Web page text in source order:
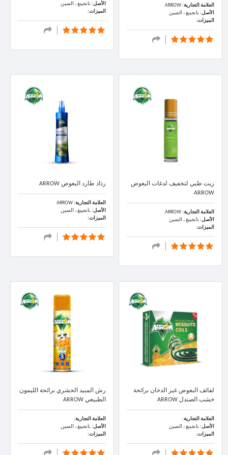
العلامة التجارية:ARROW
الأصل: نانجينغ ، الصين
الميزات:
الأصل: نانجينغ ، الصين
الميزات:
زيت طبي لتخفيف لدغات البعوض
ARROW
العلامة التجارية:ARROW
الأصل: نانجينغ ، الصين
الميزات:
رذاذ طارد البعوض ARROW
العلامة التجارية:ARROW
الأصل: نانجينغ ، الصين
الميزات:
لفائف البعوض غير الدخان برائحة
خشب الصندل ARROW
العلامة التجارية:
الأصل: نانجينغ ، الصين
الميزات:
رش المبيد الحشري برائحة الليمون
الطبيعي ARROW
العلامة التجارية:
الأصل: نانجينغ ، الصين
الميزات: